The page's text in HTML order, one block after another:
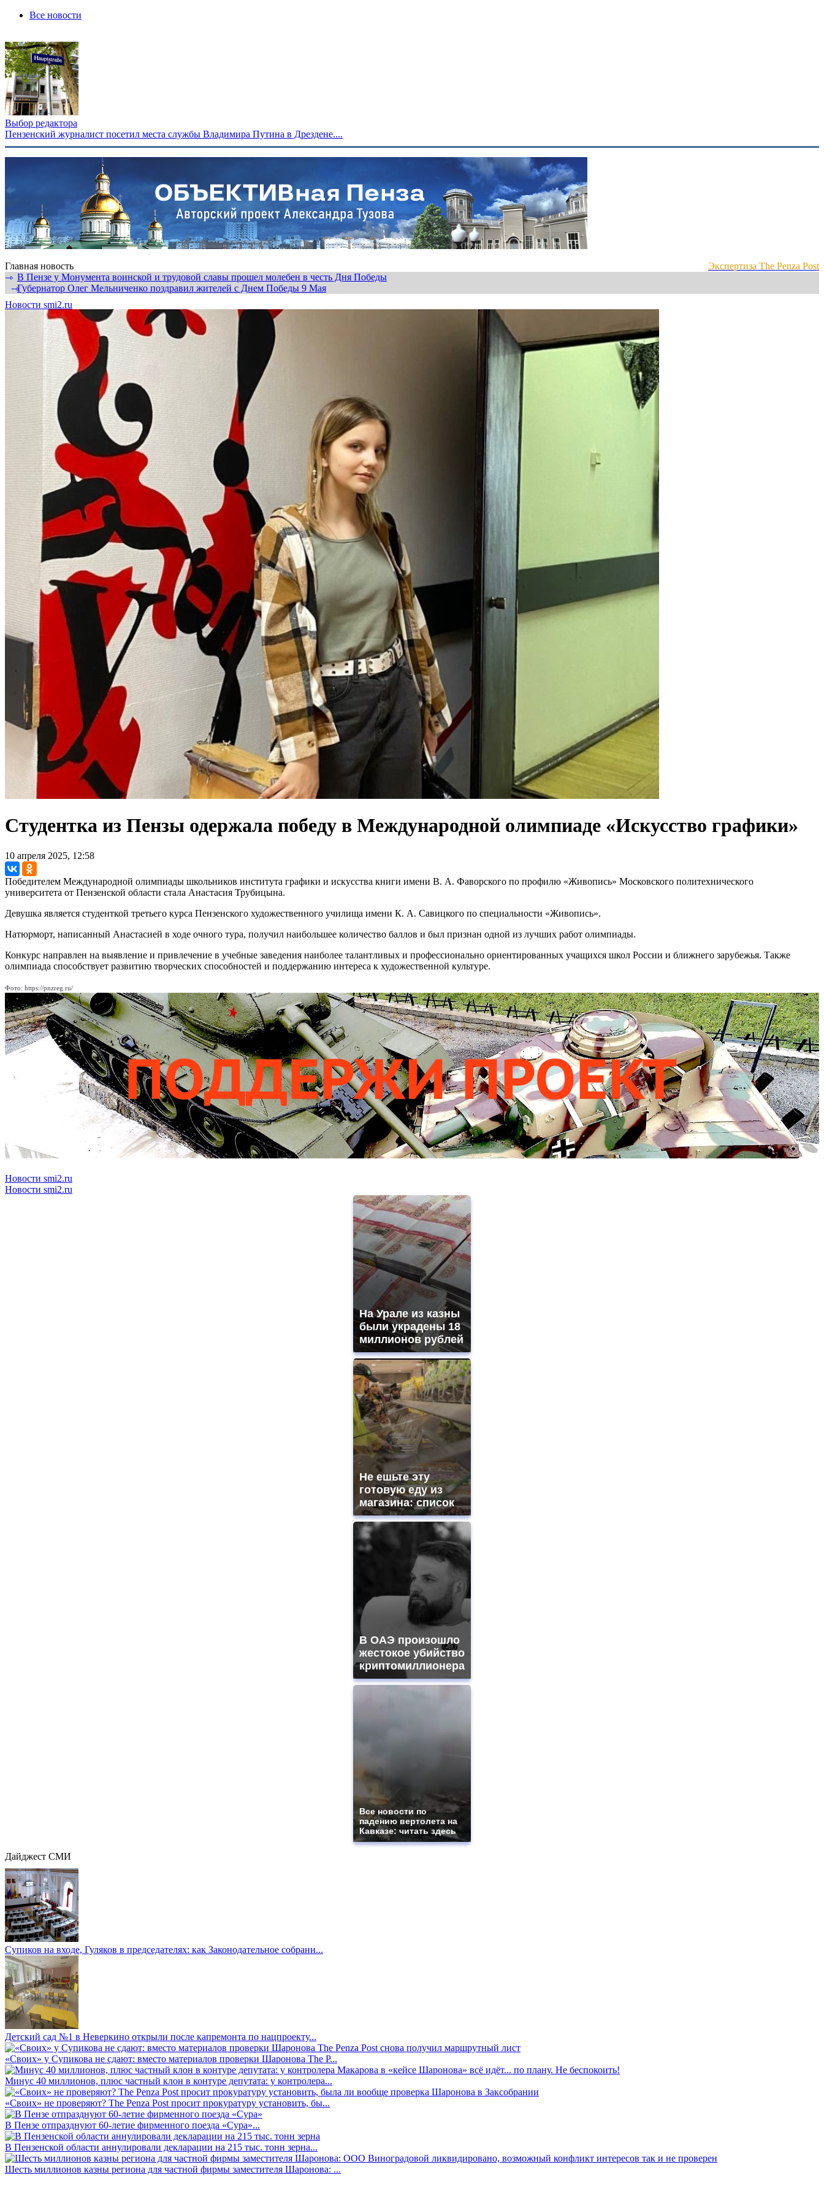
Все новости
Выбор редактора
Пензенский журналист посетил места службы Владимира Путина в Дрездене....
Главная новость
Экспертиза The Penza Post
⇾ В Пензе у Монумента воинской и трудовой славы прошел молебен в честь Дня Победы
⇾Губернатор Олег Мельниченко поздравил жителей с Днем Победы 9 Мая
Новости smi2.ru
Студентка из Пензы одержала победу в Международной олимпиаде «Искусство графики»
10 апреля 2025, 12:58
Победителем Международной олимпиады школьников института графики и искусства книги имени В. А. Фаворского по профилю «Живопись» Московского политехнического
университета от Пензенской области стала Анастасия Трубицына.
Девушка является студенткой третьего курса Пензенского художественного училища имени К. А. Савицкого по специальности «Живопись».
Натюрморт, написанный Анастасией в ходе очного тура, получил наибольшее количество баллов и был признан одной из лучших работ олимпиады.
Конкурс направлен на выявление и привлечение в учебные заведения наиболее талантливых и профессионально ориентированных учащихся школ России и ближнего зарубежья. Также
олимпиада способствует развитию творческих способностей и поддержанию интереса к художественной культуре.
Фото: https://pnzreg.ru/
Новости smi2.ru
Новости smi2.ru
На Урале из казны
были украдены 18
миллионов рублей
Не ешьте эту
готовую еду из
магазина: список
В ОАЭ произошло
жестокое убийство
криптомиллионера
Все новости по
падению вертолета на
Кавказе: читать здесь
Дайджест СМИ
Супиков на входе, Гуляков в председателях: как Законодательное собрани...
Детский сад №1 в Неверкино открыли после капремонта по нацпроекту...
«Своих» у Супикова не сдают: вместо материалов проверки Шаронова The P...
Минус 40 миллионов, плюс частный клон в контуре депутата: у контролера...
«Своих» не проверяют? The Penza Post просит прокуратуру установить, бы...
В Пензе отпразднуют 60-летие фирменного поезда «Сура»...
В Пензенской области аннулировали декларации на 215 тыс. тонн зерна...
Шесть миллионов казны региона для частной фирмы заместителя Шаронова: ...